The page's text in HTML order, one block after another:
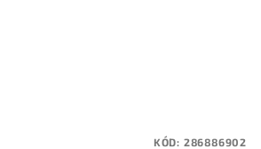
KÓD: 286886902